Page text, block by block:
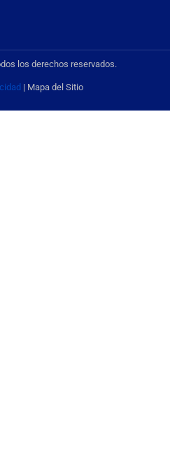
los derechos reservados.
| Mapa del Sitio